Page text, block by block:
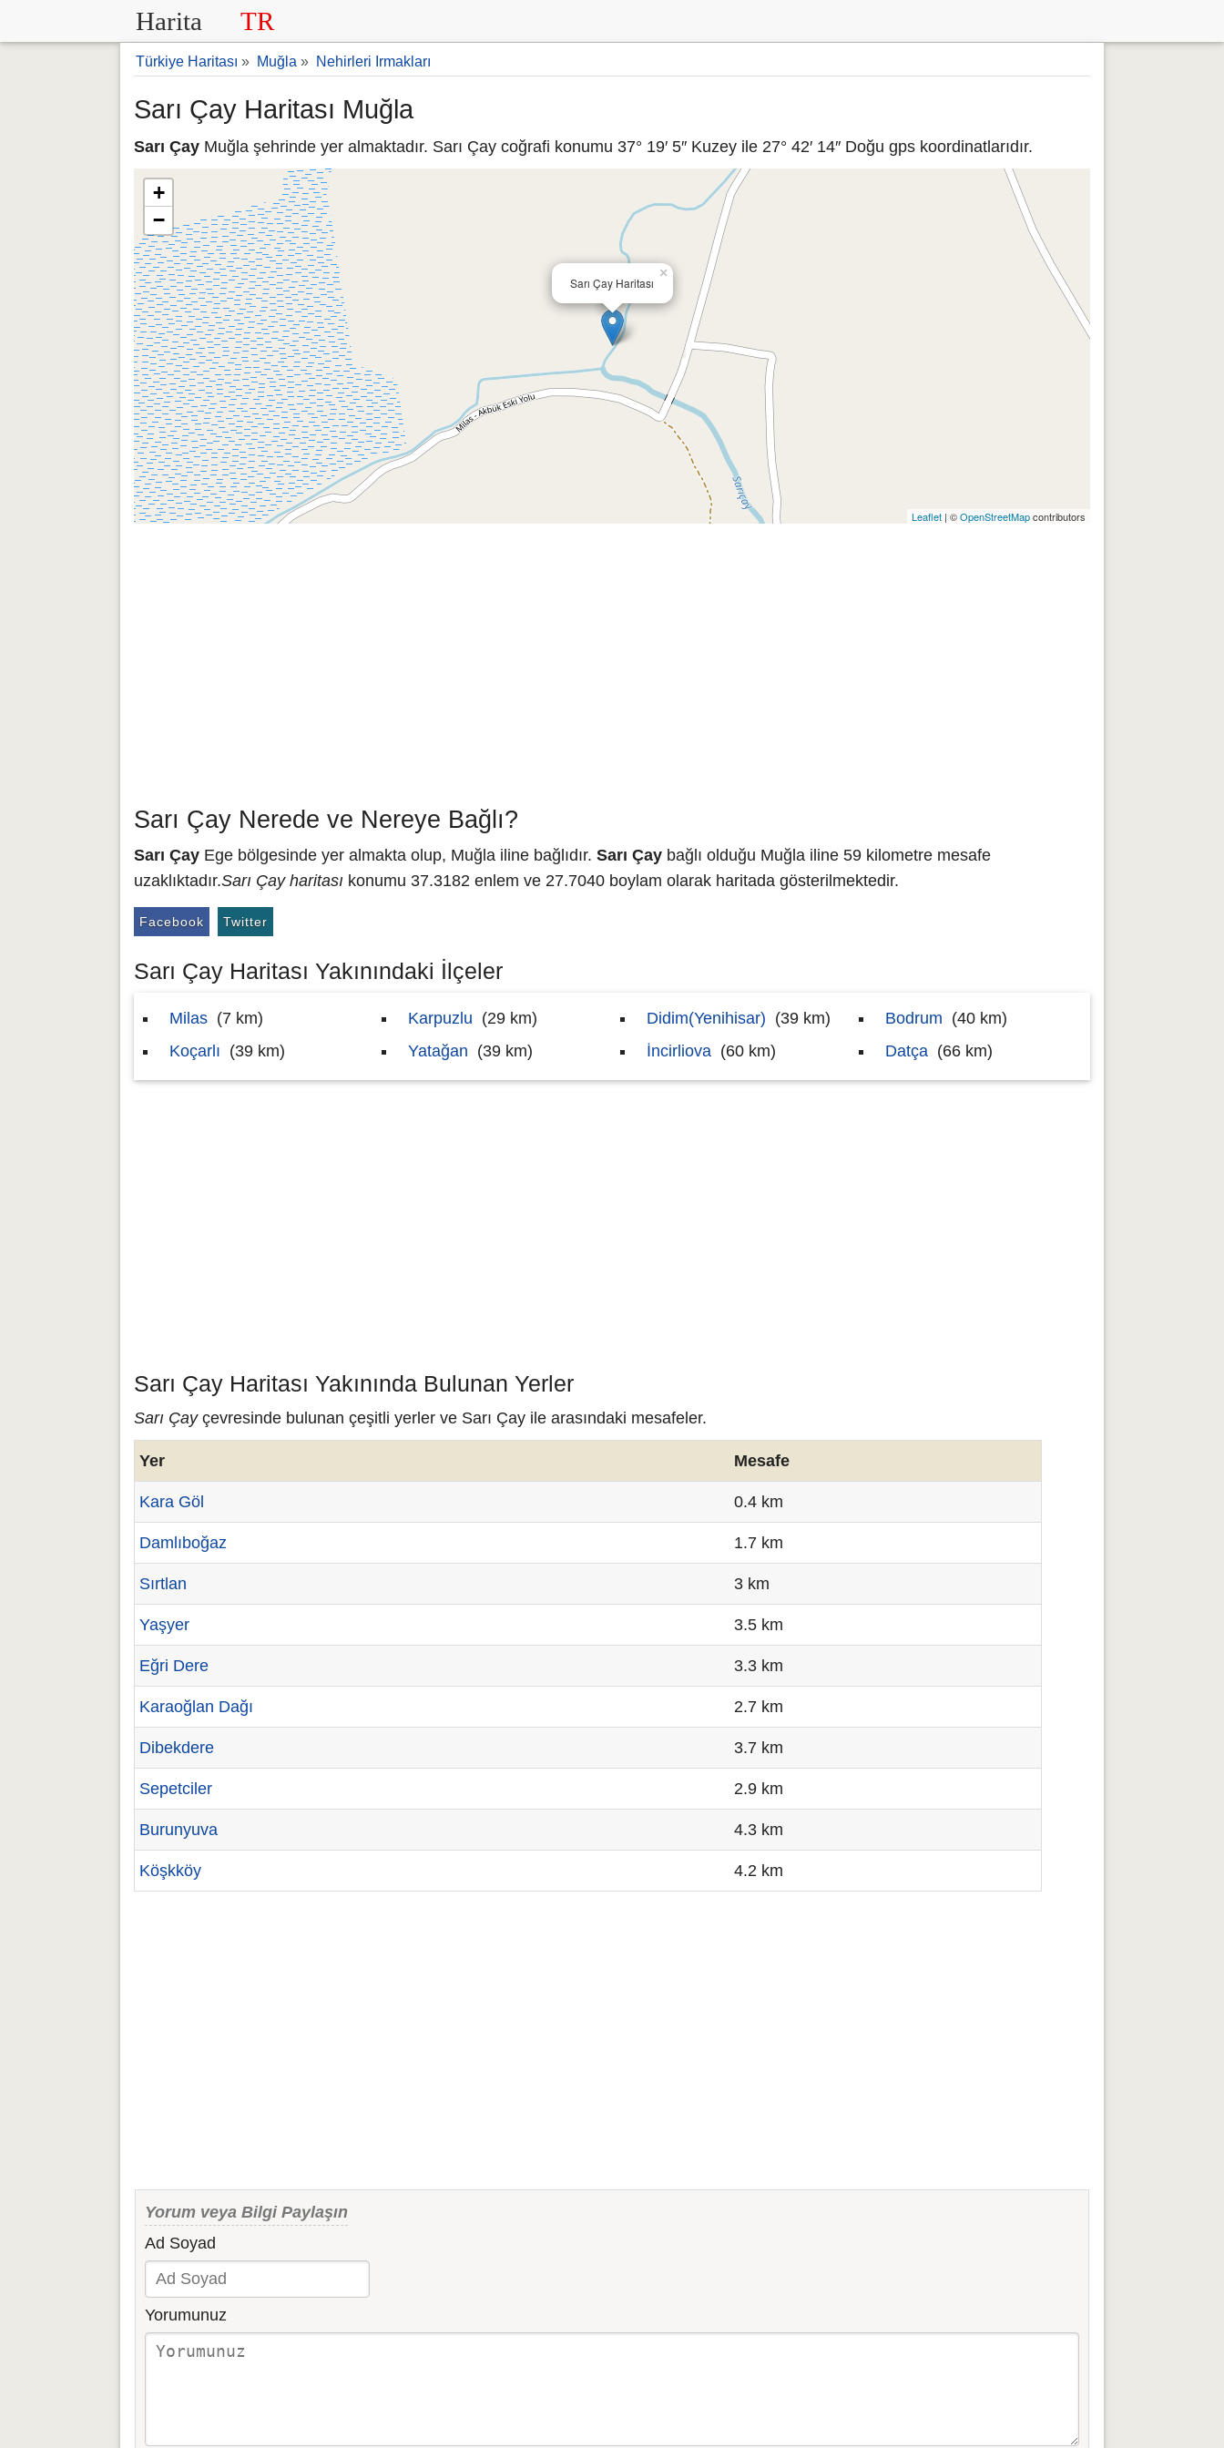
Harita TR
Türkiye Haritası » Muğla » Nehirleri Irmakları
Sarı Çay Haritası Muğla
Sarı Çay Muğla şehrinde yer almaktadır. Sarı Çay coğrafi konumu 37° 19′ 5″ Kuzey ile 27° 42′ 14″ Doğu gps koordinatlarıdır.
Sarı Çay Haritası
×
+
−
Leaflet | ©OpenStreetMapcontributors
Sarı Çay Nerede ve Nereye Bağlı?
Sarı Çay Ege bölgesinde yer almakta olup, Muğla iline bağlıdır. Sarı Çay bağlı olduğu Muğla iline 59 kilometre mesafe
uzaklıktadır.Sarı Çay haritası konumu 37.3182 enlem ve 27.7040 boylam olarak haritada gösterilmektedir.
Facebook Twitter
Sarı Çay Haritası Yakınındaki İlçeler
Milas (7 km)
Koçarlı (39 km)
Karpuzlu (29 km)
Yatağan (39 km)
Didim(Yenihisar) (39 km)
İncirliova (60 km)
Bodrum (40 km)
Datça (66 km)
Sarı Çay Haritası Yakınında Bulunan Yerler
Sarı Çayçevresinde bulunan çeşitli yerler ve Sarı Çay ile arasındaki mesafeler.
Yer Mesafe
Kara Göl 0.4 km
Damlıboğaz 1.7 km
Sırtlan 3 km
Yaşyer 3.5 km
Eğri Dere 3.3 km
Karaoğlan Dağı 2.7 km
Dibekdere 3.7 km
Sepetciler 2.9 km
Burunyuva 4.3 km
Köşkköy 4.2 km
Yorum veya Bilgi Paylaşın
Ad Soyad
Yorumunuz